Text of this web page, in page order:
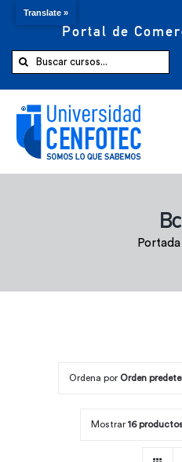
Portal de
Buscar:
Comprar ahora
Portada
Ordena por Orden
Mostrar 16
Translate »